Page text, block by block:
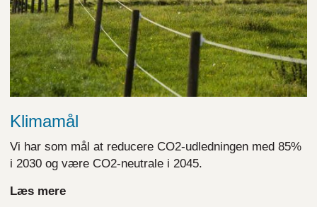
Klimamål
Vi har som mål at reducere CO2-udledningen med 85%
i 2030 og være CO2-neutrale i 2045.
Læs mere